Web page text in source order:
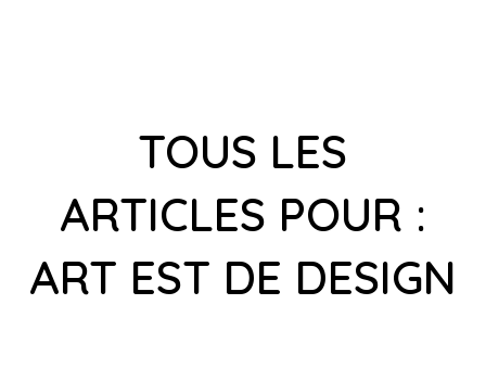
TOUS LES
ARTICLES POUR :
ART EST DE DESIGN